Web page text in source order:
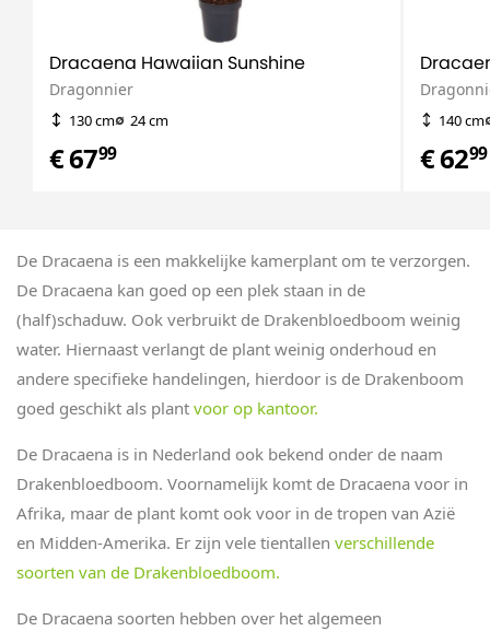
Dracaena Hawaiian Sunshine
Dragonnier
130 cm 24 cm
€ 6799
140 cm
€ 6299
De Dracaena is een makkelijke kamerplant om te verzorgen.
De Dracaena kan goed op een plek staan in de
(half)schaduw. Ook verbruikt de Drakenbloedboom weinig
water. Hiernaast verlangt de plant weinig onderhoud en
andere specifieke handelingen, hierdoor is de Drakenboom
goed geschikt als plant voor op kantoor.
De Dracaena is in Nederland ook bekend onder de naam
Drakenbloedboom. Voornamelijk komt de Dracaena voor in
Afrika, maar de plant komt ook voor in de tropen van Azië
en Midden-Amerika. Er zijn vele tientallen verschillende
soorten van de Drakenbloedboom.
De Dracaena soorten hebben over het algemeen